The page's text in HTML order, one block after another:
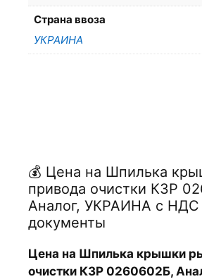
Страна ввоза
УКРАИНА
💰 Цена на Шпилька
привода очистки КЗР
Аналог, УКРАИНА с НДС
документы
Цена на Шпилька крышки
очистки КЗР 0260602Б,